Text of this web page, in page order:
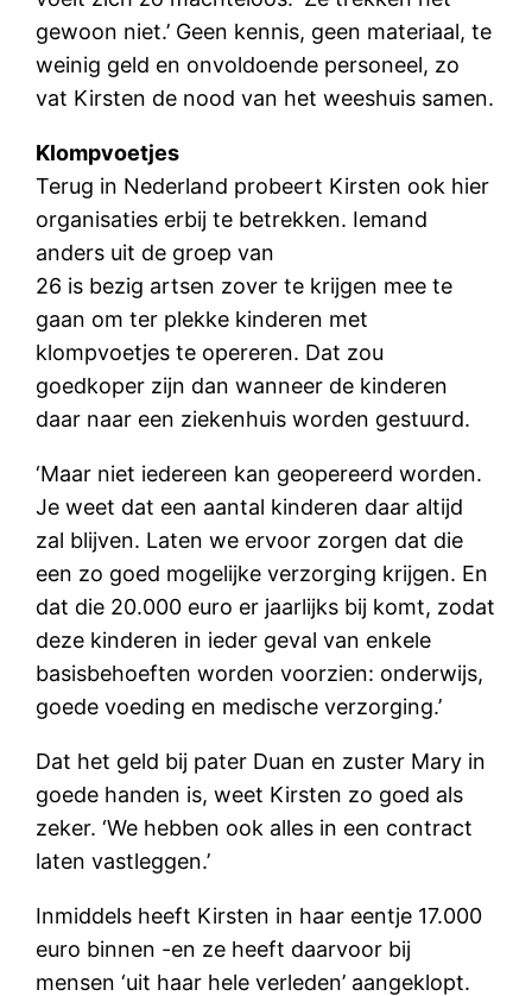
gewoon niet.’ Geen kennis, geen materiaal, te
weinig geld en onvoldoende personeel, zo
vat Kirsten de nood van het weeshuis samen.
Klompvoetjes
Terug in Nederland probeert Kirsten ook hier
organisaties erbij te betrekken. Iemand
anders uit de groep van
26 is bezig artsen zover te krijgen mee te
gaan om ter plekke kinderen met
klompvoetjes te opereren. Dat zou
goedkoper zijn dan wanneer de kinderen
daar naar een ziekenhuis worden gestuurd.
‘Maar niet iedereen kan geopereerd worden.
Je weet dat een aantal kinderen daar altijd
zal blijven. Laten we ervoor zorgen dat die
een zo goed mogelijke verzorging krijgen. En
dat die 20.000 euro er jaarlijks bij komt, zodat
deze kinderen in ieder geval van enkele
basisbehoeften worden voorzien: onderwijs,
goede voeding en medische verzorging.’
Dat het geld bij pater Duan en zuster Mary in
goede handen is, weet Kirsten zo goed als
zeker. ‘We hebben ook alles in een contract
laten vastleggen.’
Inmiddels heeft Kirsten in haar eentje 17.000
euro binnen -en ze heeft daarvoor bij
mensen ‘uit haar hele verleden’ aangeklopt.